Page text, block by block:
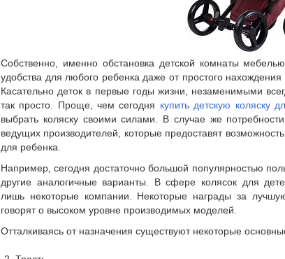
Собственно, именно обстановка детской комнаты
удобства для любого ребенка даже от простого
Касательно деток в первые годы жизни, незаменимыми
так просто. Проще, чем сегодня купить детскую коляску
выбрать коляску своими силами. В случае же
ведущих производителей, которые предоставят
для ребенка.
Например, сегодня достаточно большой популярностью
другие аналогичные варианты. В сфере колясок для
лишь некоторые компании. Некоторые награды за
говорят о высоком уровне производимых моделей.
Отталкиваясь от назначения существуют некоторые